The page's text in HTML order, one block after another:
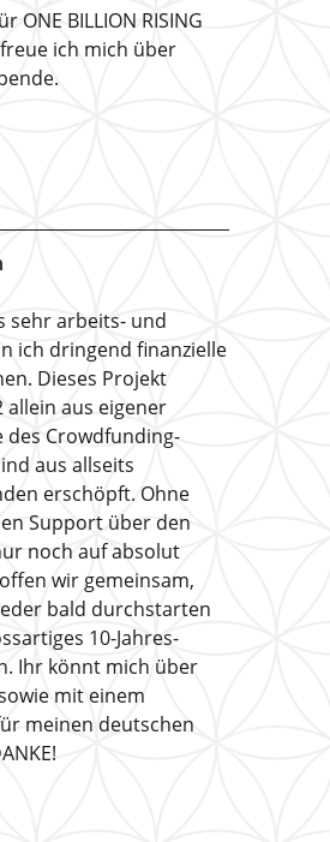
BILLION RISING
ich mich über
sehr arbeits- und
ich dringend finanzielle
Dieses Projekt
aus eigener
des Crowdfunding-
aus allseits
erschöpft. Ohne
Support über den
noch auf absolut
wir gemeinsam,
bald durchstarten
10-Jahres-
Ihr könnt mich über
mit einem
meinen deutschen